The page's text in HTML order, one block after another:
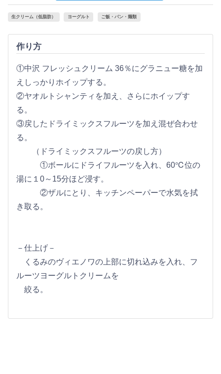
生クリーム（低脂肪） ヨーグルト ご飯・パン・麺類
作り方
①中沢 フレッシュクリーム 36％にグラニュー糖を加
えしっかりホイップする。
②ヤオルトシャンティを加え、さらにホイップす
る。
③戻したドライミックスフルーツを加え混ぜ合わせ
る。
（ドライミックスフルーツの戻し方）
①ボールにドライフルーツを入れ、60℃位の
湯に１0～15分ほど浸す。
②ザルにとり、キッチンペーパーで水気を拭
き取る。
－仕上げ－
くるみのヴィエノワの上部に切れ込みを入れ、フ
ルーツヨーグルトクリームを
絞る。